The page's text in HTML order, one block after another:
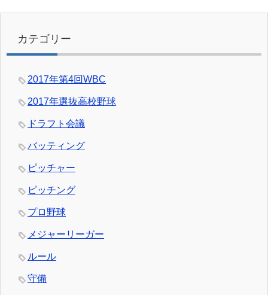
カテゴリー
2017年第4回WBC
2017年選抜高校野球
ドラフト会議
バッティング
ピッチャー
ピッチング
プロ野球
メジャーリーガー
ルール
守備